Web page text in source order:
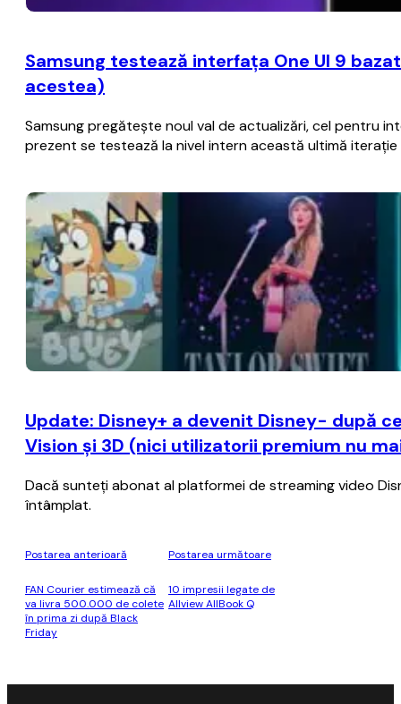
Samsung testează interfaţa One UI 9
acestea)
Samsung pregăteşte noul val de actualizări, cel pentru
prezent se testează la nivel intern această ultimă
Update: Disney+ a devenit Disney- după
Vision şi 3D (nici utilizatorii premium nu
Dacă sunteţi abonat al platformei de streaming video
întâmplat.
Postarea anterioară
FAN Courier estimează că
va livra 500.000 de colete
în prima zi după Black
Friday
Postarea următoare
10 impresii legate de
Allview AllBook Q